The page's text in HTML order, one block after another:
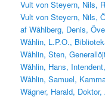
Vult von Steyern, Nils,
Vult von Steyern, Nils,
af Wåhlberg, Denis,
Wåhlin, L.P.O.,
Wåhlin, Sten,
Wåhlin, Hans,
Wåhlin, Samuel,
Wägner, Harald,